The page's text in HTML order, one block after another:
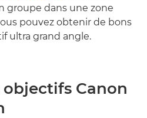
groupe dans une zone
pouvez obtenir de bons
ultra grand angle.
Canon